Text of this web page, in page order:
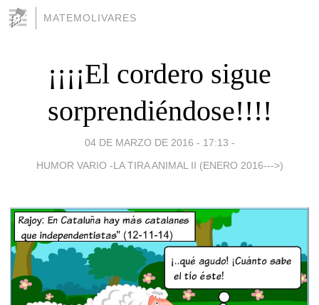
MATEMOLIVARES
¡¡¡¡El cordero sigue
sorprendiéndose!!!!
04 DE MARZO DE 2016 - 17:13 -
HUMOR VARIO -LA TIRA ANIMAL II (ENERO 2016--->)